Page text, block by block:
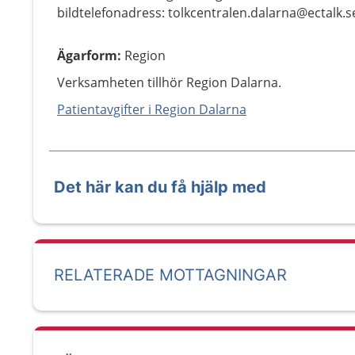
bildtelefonadress:
Ägarform: Region
Verksamheten tillhör Region Dalarna.
Patientavgifter i Region Dalarna
Det här kan du få hjälp med
RELATERADE MOTTAGNINGAR